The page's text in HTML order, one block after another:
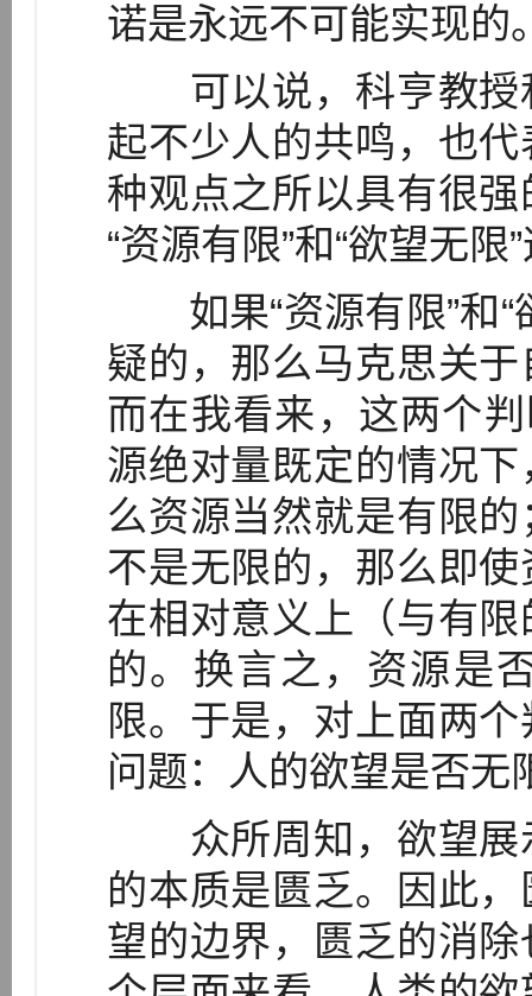
诺是永远不可能实现的
可以说，科亨教授
起不少人的共鸣，也
种观点之所以具有很
“资源有限”和“欲望无
如果“资源有限”和“
疑的，那么马克思关
而在我看来，这两个
源绝对量既定的情况
么资源当然就是有限
不是无限的，那么即
在相对意义上（与有
的。换言之，资源是
限。于是，对上面两
问题：人的欲望是否无
众所周知，欲望展
的本质是匮乏。因此
望的边界，匮乏的消